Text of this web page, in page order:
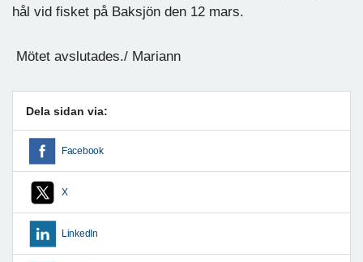
hål vid fisket på Baksjön den 12 mars.
Mötet avslutades./ Mariann
Dela sidan via:
Facebook
X
LinkedIn